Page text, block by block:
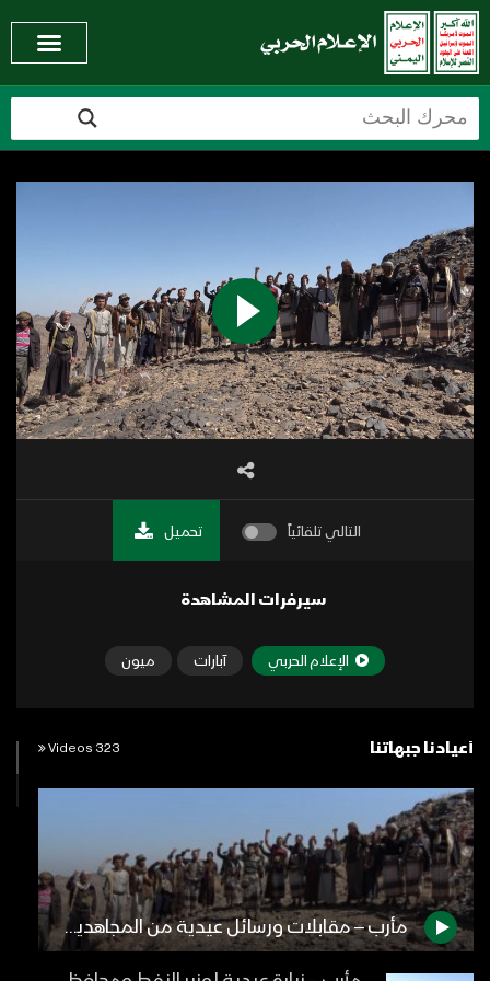
التالي تلقائياً تحميل
سيرفرات المشاهدة
الإعلام الحربي آبارات ميون
أعيادنا جبهاتنا 323 Videos
مأرب – مقابلات ورسائل عيدية من المجاهدين المرابطين في جبهة العبدية